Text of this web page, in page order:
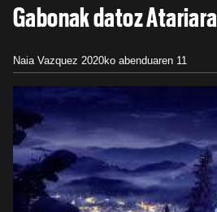
Gabonak datoz Atariara
Naia Vazquez 2020ko abenduaren 11